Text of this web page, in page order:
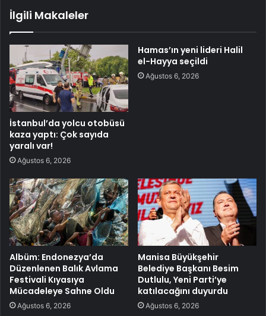
İlgili Makaleler
İstanbul’da yolcu otobüsü
kaza yaptı: Çok sayıda
yaralı var!
Ağustos 6, 2026
Hamas’ın yeni lideri Halil
el-Hayya seçildi
Ağustos 6, 2026
Albüm: Endonezya’da
Düzenlenen Balık Avlama
Festivali Kıyasıya
Mücadeleye Sahne Oldu
Ağustos 6, 2026
Manisa Büyükşehir
Belediye Başkanı Besim
Dutlulu, Yeni Parti’ye
katılacağını duyurdu
Ağustos 6, 2026